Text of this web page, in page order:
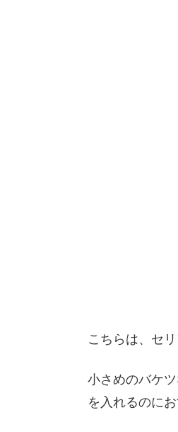
こちらは、セ
小さめのバケ
を入れるのにお